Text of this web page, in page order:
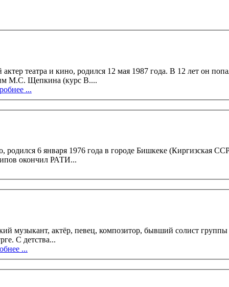
года. В 12 лет он попал в Театр им. Спесивцева, где играл на протяжении трёх лет.
М.С. Щепкина (курс В....
...
1976 года в городе Бишкеке (Киргизская ССР). В 1998 году он окончил
году Олег Осипов окончил РАТИ...
музыкант, актёр, певец, композитор, бывший солист
родился 8 ноября 1981 года в городе Оренбурге. С детства...
...